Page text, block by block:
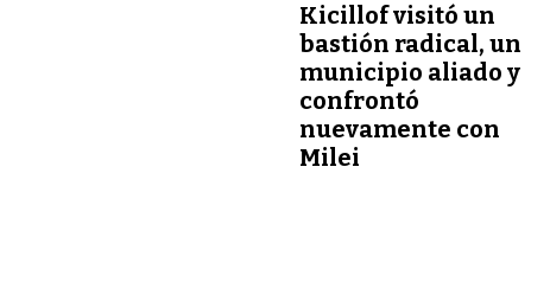
Kicillof visitó un
bastión radical, un
municipio aliado y
confrontó
nuevamente con
Milei